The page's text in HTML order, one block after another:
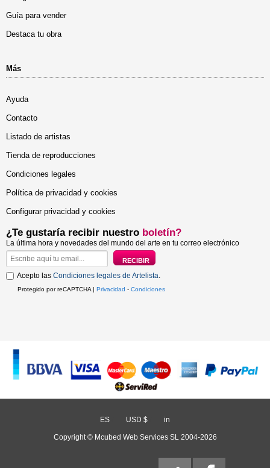
Guía para vender
Destaca tu obra
Más
Ayuda
Contacto
Listado de artistas
Tienda de reproducciones
Condiciones legales
Política de privacidad y cookies
Configurar privacidad y cookies
¿Te gustaría recibir nuestro boletín?
La última hora y novedades del mundo del arte en tu correo electrónico
Acepto las Condiciones legales de Artelista
Protegido por reCAPTCHA | Privacidad - Condiciones
ES USD $ in
Copyright © Mcubed Web Services SL 2004-2026